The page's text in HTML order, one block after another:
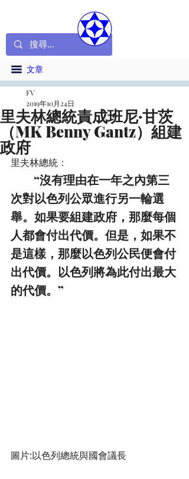
文章
里夫林總統責成班尼·甘茨
（MK Benny Gantz）組建
政府
FV
2019年10月24日
里夫林總統：
“沒有理由在一年之內第三
次對以色列公眾進行另一輪選
舉。如果要組建政府，那麼每個
人都會付出代價。但是，如果不
是這樣，那麼以色列公民便會付
出代價。以色列將為此付出最大
的代價。”
圖片:以色列總統與國會議長